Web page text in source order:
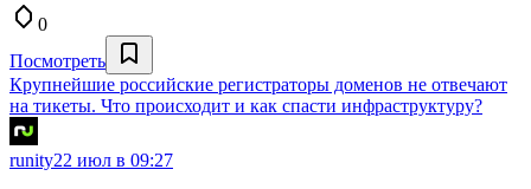
0
Посмотреть
Крупнейшие российские регистраторы доменов не отвечают
на тикеты. Что происходит и как спасти инфраструктуру?
runity22 июл в 09:27